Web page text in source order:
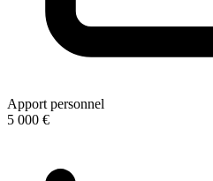
Apport personnel
5 000 €